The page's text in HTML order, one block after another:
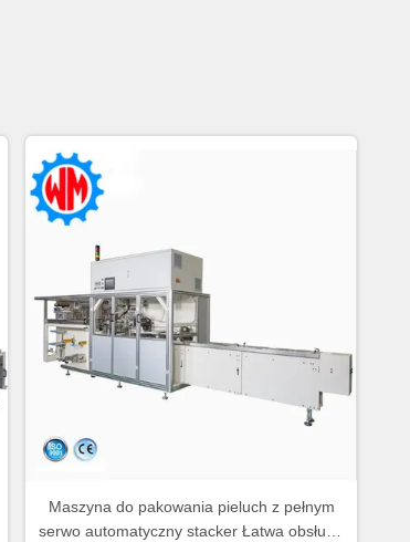
Maszyna do pakowania pieluch z pełnym
serwo automatyczny stacker Łatwa obsługa